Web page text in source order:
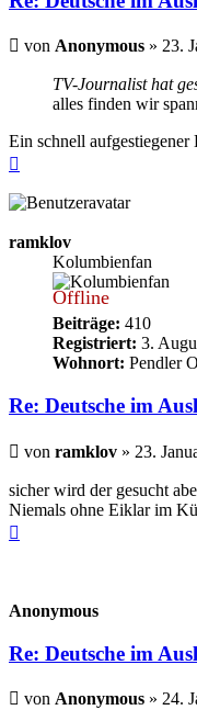
Beitrag
von Anonymous » 23.
TV-Journalist hat
alles finden wir
Ein schnell
ramklov
Kolumbienfan
Offline
Beiträge: 410
Registriert: 3.
Wohnort: Pendler
Re: Deutsche im
Beitrag
von ramklov » 23.
sicher wird der gesucht
Niemals ohne Eiklar im
Anonymous
Re: Deutsche im
Beitrag
von Anonymous » 24.